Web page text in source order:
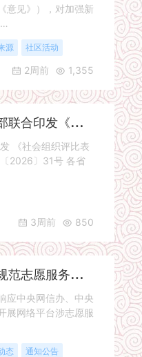
意见》），对加强新
源 社区活动
2周前 1,355
民
政部、中央社会工作部联合印发《社会组织评比表彰活动管理办法》
《社会组织评比表
2026〕31号 各省
3周前 850
关
于调整志愿服务平台规范志愿服务活动的公告
中央网信办、中央
展网络平台涉志愿服
态 通知公告